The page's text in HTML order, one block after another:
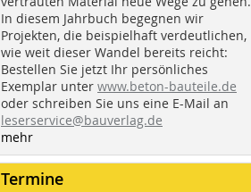
In diesem Jahrbuch begegnen wir
Projekten, die beispielhaft verdeutlichen,
wie weit dieser Wandel bereits reicht:
Bestellen Sie jetzt Ihr persönliches
Exemplar unter www.beton-bauteile.de
oder schreiben Sie uns eine E-Mail an
leserservice@bauverlag.de
mehr
Termine